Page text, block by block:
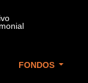
FONDOS